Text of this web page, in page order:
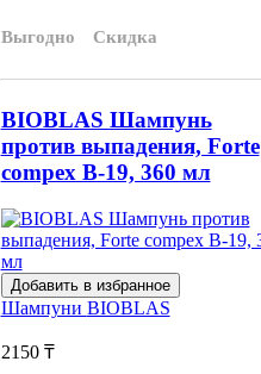
Выгодно Скидка
BIOBLAS Шампунь
против выпадения, Forte
compex B-19, 360 мл
Добавить в избранное
Шампуни BIOBLAS
2150 ₸